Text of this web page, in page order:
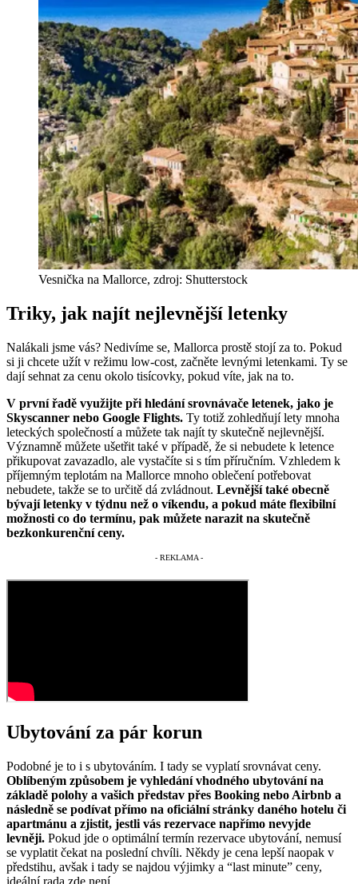
Vesnička na Mallorce, zdroj: Shutterstock
Triky, jak najít nejlevnější letenky
Nalákali jsme vás? Nedivíme se, Mallorca prostě stojí za to. Pokud
si ji chcete užít v režimu low-cost, začněte levnými letenkami. Ty se
dají sehnat za cenu okolo tisícovky, pokud víte, jak na to.
V první řadě využijte při hledání srovnávače letenek, jako je
Skyscanner nebo Google Flights. Ty totiž zohledňují lety mnoha
leteckých společností a můžete tak najít ty skutečně nejlevnější.
Významně můžete ušetřit také v případě, že si nebudete k letence
přikupovat zavazadlo, ale vystačíte si s tím příručním. Vzhledem k
příjemným teplotám na Mallorce mnoho oblečení potřebovat
nebudete, takže se to určitě dá zvládnout. Levnější také obecně
bývají letenky v týdnu než o víkendu, a pokud máte flexibilní
možnosti co do termínu, pak můžete narazit na skutečně
bezkonkurenční ceny.
Ubytování za pár korun
Podobné je to i s ubytováním. I tady se vyplatí srovnávat ceny.
Oblíbeným způsobem je vyhledání vhodného ubytování na
základě polohy a vašich představ přes Booking nebo Airbnb a
následně se podívat přímo na oficiální stránky daného hotelu či
apartmánu a zjistit, jestli vás rezervace napřímo nevyjde
levněji. Pokud jde o optimální termín rezervace ubytování, nemusí
se vyplatit čekat na poslední chvíli. Někdy je cena lepší naopak v
předstihu, avšak i tady se najdou výjimky a “last minute” ceny,
ideální rada zde není.